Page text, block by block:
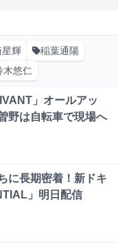
星輝
稲葉通陽
木悠仁
」オールアッ
野は自転車で現場へ
に長期密着！新ドキ
」明日配信